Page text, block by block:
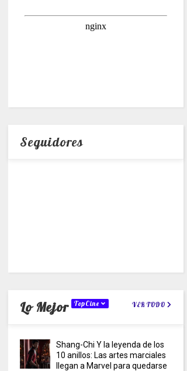
Seguidores
Lo Mejor TopCine VER TODO
Shang-Chi Y la leyenda de los
10 anillos: Las artes marciales
llegan a Marvel para quedarse